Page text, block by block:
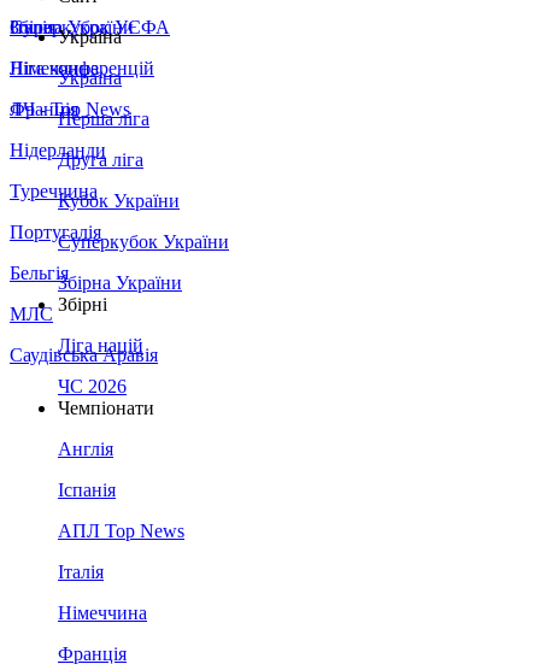
Збірна України
Італія
Німеччина
Франція
Нідерланди
Туреччина
Португалія
Бельгія
МЛС
Саудівська Аравія
Суперкубок УЄФА
Ліга конференцій
ЛЧ - Top News
Україна
Україна
Перша ліга
Друга ліга
Кубок України
Суперкубок України
Збірна України
Збірні
Ліга націй
ЧС 2026
Чемпіонати
Англія
Іспанія
АПЛ Top News
Італія
Німеччина
Франція